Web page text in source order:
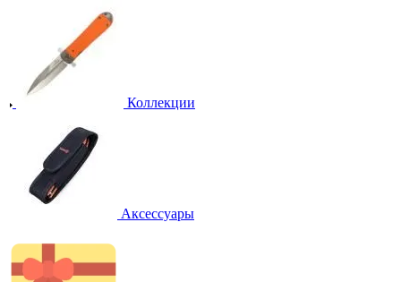
Коллекции
Аксессуары